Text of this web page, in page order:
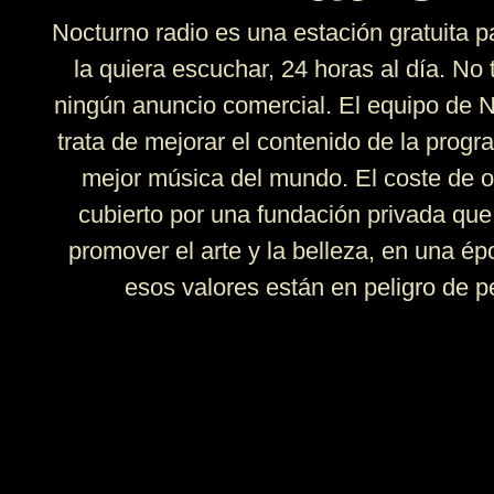
Nocturno radio es una estación gratuita
la quiera escuchar, 24 horas al día. No
ningún anuncio comercial. El equipo de
trata de mejorar el contenido de la
mejor música del mundo. El coste de
cubierto por una fundación privada
promover el arte y la belleza, en una
esos valores están en peligro de